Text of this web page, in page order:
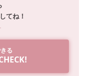
てね！
る